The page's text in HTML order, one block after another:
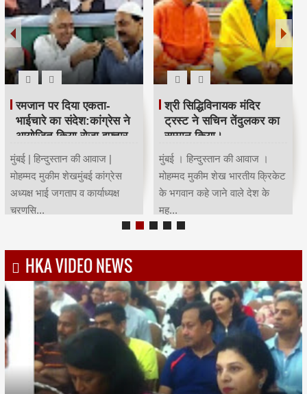
महाराष्ट्र कांग्रेस कार्याध्यक्ष व
पूर्व मंत्री चंद्रकांत हंडोरे का
सम्मान।
मुंबई । हिन्दुस्तान की आवाज ।
मोहम्मद मुकीम शेख मुंबई कांग्रेस
साउथ तमिल सेल कार्याध्यक्ष...
Child Dream
Invest 3 lacs One Time &
Get 13 Lacs Fund for your
Child Education, Gradution
& Marriage...
HKA VIDEO NEWS